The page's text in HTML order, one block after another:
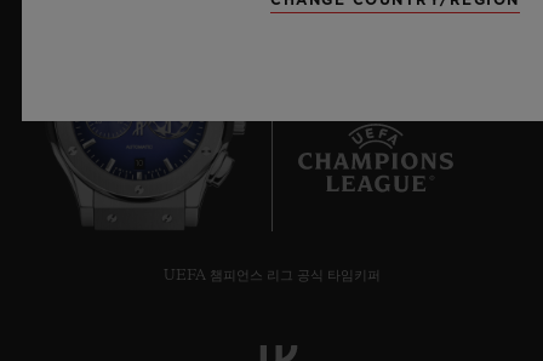
UEFA 챔피언스 리그 공식 타임키퍼